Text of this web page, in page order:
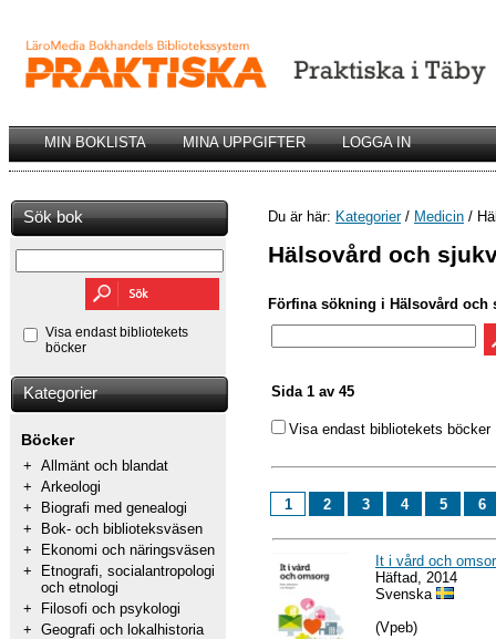
MIN BOKLISTA MINA UPPGIFTER LOGGA IN
Sök bok
Visa endast bibliotekets
böcker
Kategorier
Böcker
+ Allmänt och blandat
+ Arkeologi
+
Biografi med genealogi
+
Bok- och biblioteksväsen
+
Ekonomi och näringsväsen
+
Etnografi, socialantropologi
och etnologi
+
Filosofi och psykologi
+ Geografi och lokalhistoria
Du är här: Kategorier/ Medicin /
Hälsovård och
Förfina sökning i Hälsovård och
Sida 1 av 45
Visa endast bibliotekets böcker
1 2 3 4 5 6
It i vård och
Häftad, 2014
Svenska
(Vpeb)